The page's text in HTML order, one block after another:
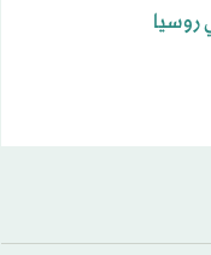
روسيا